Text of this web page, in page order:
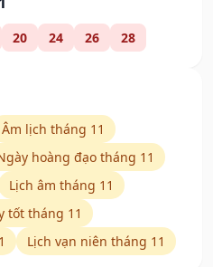
20 24 26 28
Âm lịch tháng 11
hoàng đạo tháng 11
Lịch âm tháng 11
tốt tháng 11
Lịch vạn niên tháng 11